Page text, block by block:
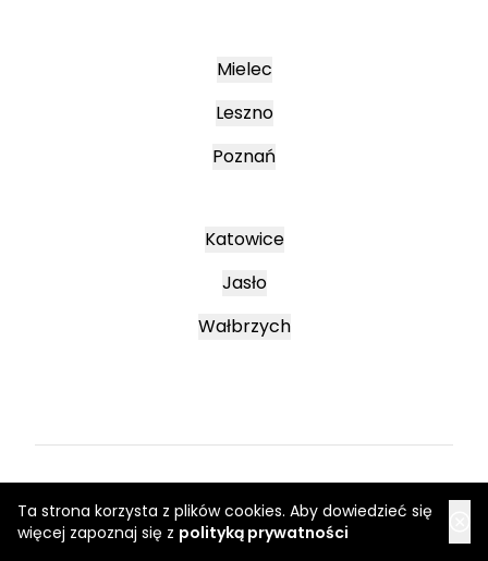
Ta strona korzysta z plików cookies. Aby dowiedzieć się
więcej zapoznaj się z polityką prywatności
Mielec
Leszno
Poznań
Katowice
Jasło
Wałbrzych
Regulaminy promocyjne
Polityka prywatności